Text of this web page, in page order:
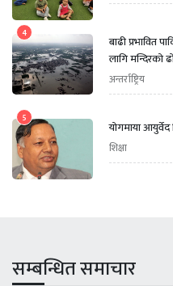
4
बाढी प्रभावित
लागि मन्दिरको
अन्तर्राष्ट्रिय
5
योगमाया
शिक्षा
सम्बन्धित समाचार